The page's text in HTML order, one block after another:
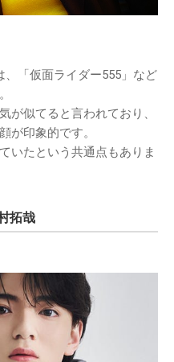
「仮面ライダー555」など
が似てると言われており、
が印象的です。
いたという共通点もありま
拓哉